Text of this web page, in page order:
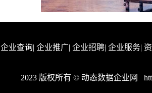
企业查询| 企业推广| 企业招聘| 企业服务|
2023 版权所有 © 动态数据企业网